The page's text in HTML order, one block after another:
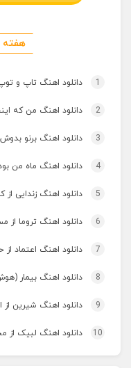
هفته
1 دانلود اهنگ تاپ و توپ ۷ از دی جی تی ان
2 دانلود اهنگ من که
3 دانلود اهنگ برنو بدوش ۲ از امیر خجسته
4 دانلود اهنگ ماه من
5 دانلود اهنگ زندایی
6 دانلود اهنگ تروما از
7 دانلود اهنگ اعتماد از
8 دانلود اهنگ بیمار
9 دانلود اهنگ شیرین از
10 دانلود اهنگ لبیک از